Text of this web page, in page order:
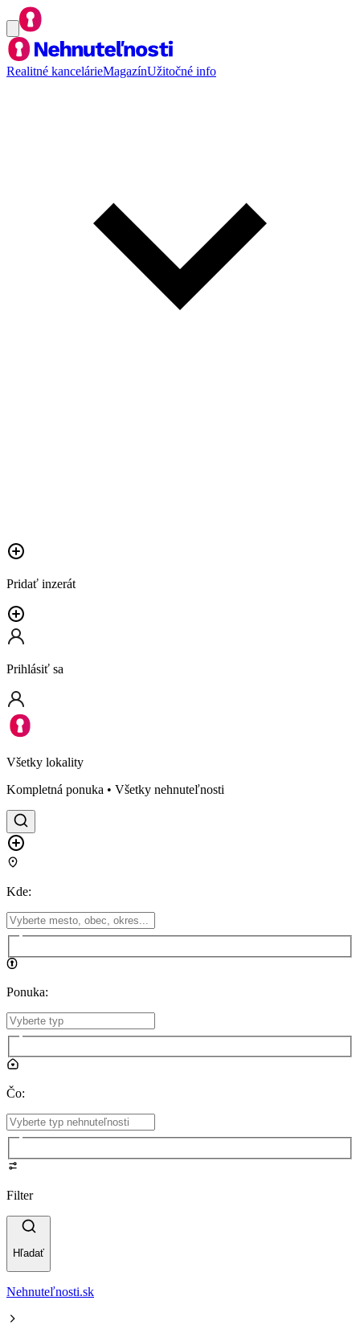
Realitné kancelárieMagazínUžitočné info
Pridať inzerát
Prihlásiť sa
Všetky lokality
Kompletná ponuka • Všetky nehnuteľnosti
Kde:
Ponuka:
Čo:
Filter
Hľadať
Nehnuteľnosti.sk